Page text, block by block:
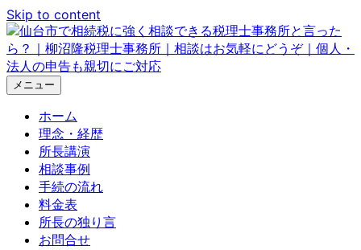
Skip to content
メニュー
ホーム
理念・経歴
所長講演
相談事例
手続の流れ
料金表
所長の独り言
お問合せ